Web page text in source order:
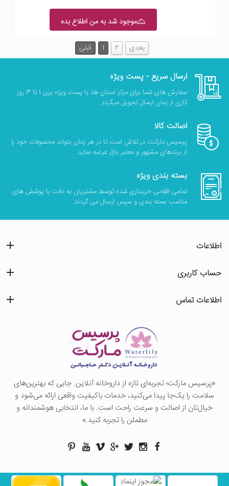
موجود شد به من اطلاع بده
قبلی 1 2 بعدی
ارسال سریع - پست ویژه
سفارش های شما برای مرکز استان ها، با پست ویژه بین 1 تا 3 روز
کاری از زمان ارسال تحویل میگردد.
اصالت کالا
پرسیس مارکت، در تلاش است تا در هر زمان بتواند محصولات خود را
از برندهای مشهور و معتبر بازار عرضه نماید.
بسته بندی ویژه
تمامی اقلامی خریداری شده توسط مشتریان به دقت با پوشش های
مناسب بسته بندی و سپس ارسال می گردند.
«پرسيس ماركت؛ تجربه‌ای تازه از داروخانه آنلاین. جایی که بهترین‌های
سلامت را یک‌جا پیدا می‌کنید، خدمات باکیفیت واقعی ارائه می‌شود و
خیال‌تان از اصالت و سرعت راحت است. با ما، انتخابی هوشمندانه و
مطمئن را تجربه کنید.»
اطلاعات
حساب کاربری
اطلاعات تماس